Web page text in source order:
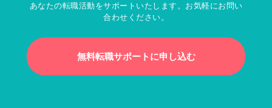
あなたの転職活動をサポートいたします。お気軽にお問い
合わせください。
無料転職サポートに申し込む